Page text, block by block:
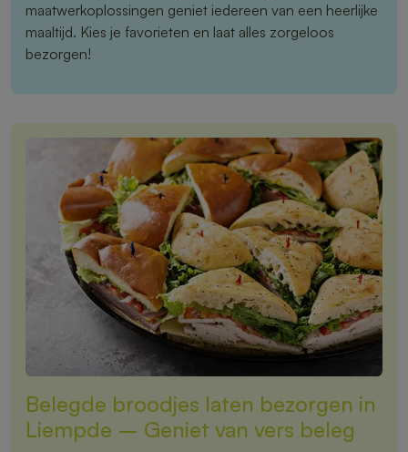
maatwerkoplossingen geniet iedereen van een heerlijke
maaltijd. Kies je favorieten en laat alles zorgeloos
bezorgen!
Belegde broodjes laten bezorgen in
Liempde – Geniet van vers beleg